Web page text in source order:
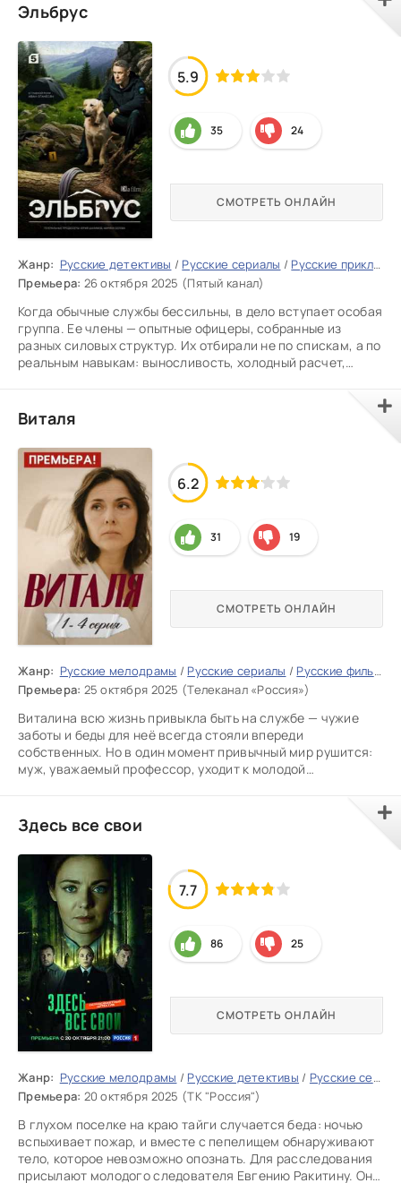
Эльбрус
Жанр: Русские детективы / Русские сериалы / Русские приключения
Премьера: 26 октября 2025 (Пятый канал)
Когда обычные службы бессильны, в дело вступает особая
группа. Ее члены — опытные офицеры, собранные из
разных силовых структур. Их отбирали не по спискам, а по
реальным навыкам: выносливость, холодный расчет,
СМОТРЕТЬ ОНЛАЙН
5.9
35 24
Виталя
Жанр: Русские мелодрамы / Русские сериалы / Русские фильмы 2025
Премьера: 25 октября 2025 (Телеканал «Россия»)
Виталина всю жизнь привыкла быть на службе — чужие
заботы и беды для неё всегда стояли впереди
собственных. Но в один момент привычный мир рушится:
муж, уважаемый профессор, уходит к молодой
СМОТРЕТЬ ОНЛАЙН
6.2
31 19
Здесь все свои
Жанр: Русские мелодрамы / Русские детективы / Русские сериалы
Премьера: 20 октября 2025 (ТК "Россия")
В глухом поселке на краю тайги случается беда: ночью
вспыхивает пожар, и вместе с пепелищем обнаруживают
тело, которое невозможно опознать. Для расследования
присылают молодого следователя Евгению Ракитину. Она
СМОТРЕТЬ ОНЛАЙН
7.7
86 25